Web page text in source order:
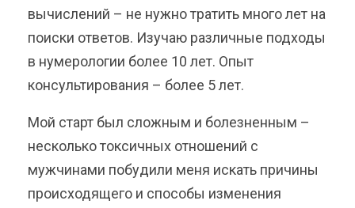
вычислений – не нужно тратить много лет на
поиски ответов. Изучаю различные подходы
в нумерологии более 10 лет. Опыт
консультирования – более 5 лет.
Мой старт был сложным и болезненным –
несколько токсичных отношений с
мужчинами побудили меня искать причины
происходящего и способы изменения